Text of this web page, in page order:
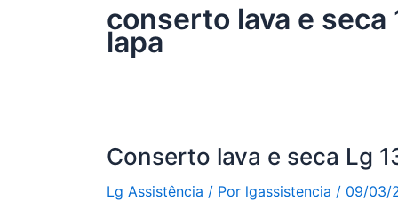
conserto lava e
lapa
Conserto lava e seca Lg
Lg Assistência / Por lgassistencia / 09/03/